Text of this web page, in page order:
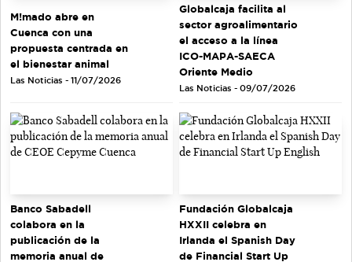
M!mado abre en
Cuenca con una
propuesta centrada en
el bienestar animal
Las Noticias - 11/07/2026
Globalcaja facilita al
sector agroalimentario
el acceso a la línea
ICO-MAPA-SAECA
Oriente Medio
Las Noticias - 09/07/2026
Banco Sabadell
colabora en la
publicación de la
memoria anual de
Fundación Globalcaja
HXXII celebra en
Irlanda el Spanish Day
de Financial Start Up